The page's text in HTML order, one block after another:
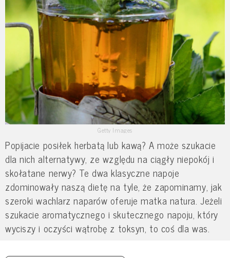
Getty Images
Popijacie posiłek herbatą lub kawą? A może szukacie
dla nich alternatywy, ze względu na ciągły niepokój i
skołatane nerwy? Te dwa klasyczne napoje
zdominowały naszą dietę na tyle, że zapominamy, jak
szeroki wachlarz naparów oferuje matka natura. Jeżeli
szukacie aromatycznego i skutecznego napoju, który
wyciszy i oczyści wątrobę z toksyn, to coś dla was.